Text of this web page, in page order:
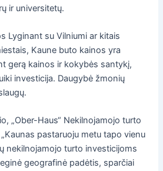
ir universitetų.
Lyginant su Vilniumi ar kitais
Kaune buto kainos yra
gerą kainos ir kokybės santykį,
investicija. Daugybė žmonių
„Ober-Haus“ Nekilnojamojo turto
pastaruoju metu tapo vienu
nekilnojamojo turto investicijoms
geografinė padėtis, sparčiai